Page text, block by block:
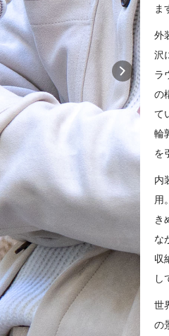
ま
外
沢
ラ
の
て
輪
を
内
用。
き
な
収
し
世
の